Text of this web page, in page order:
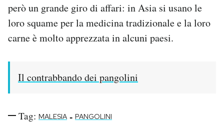
però un grande giro di affari: in Asia si usano le
loro squame per la medicina tradizionale e la loro
carne è molto apprezzata in alcuni paesi.
Il contrabbando dei pangolini
Tag: MALESIA - PANGOLINI